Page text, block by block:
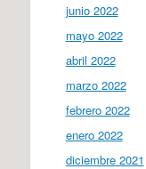
junio 2022
mayo 2022
abril 2022
marzo 2022
febrero 2022
enero 2022
diciembre 2021